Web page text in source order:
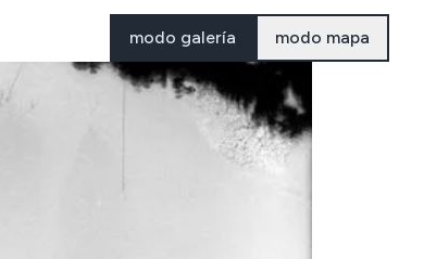
modo galería modo mapa